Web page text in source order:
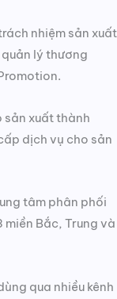
nhiệm sản xuất
lý thương
xuất thành
dịch vụ cho sản
tâm phân phối
Bắc, Trung và
qua nhiều kênh